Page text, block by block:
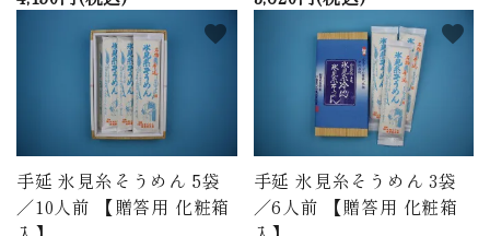
手延 氷見糸そうめん 5袋
／10人前 【贈答用 化粧箱
favorite
手延 氷見糸そうめん 3袋
／6人前 【贈答用 化粧箱
favorite